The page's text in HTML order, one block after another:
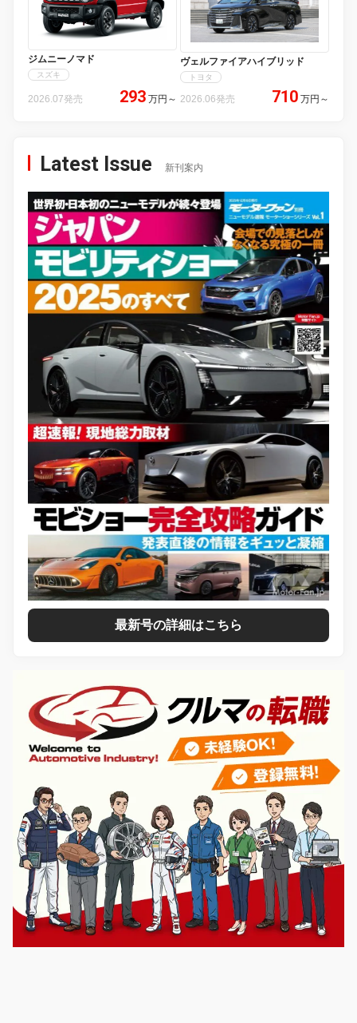
ジムニーノマド
スズキ
2026.07発売 293 万円 ～
ヴェルファイアハイブリッド
トヨタ
2026.06発売 710 万円 ～
Latest Issue 新刊案内
最新号の詳細はこちら